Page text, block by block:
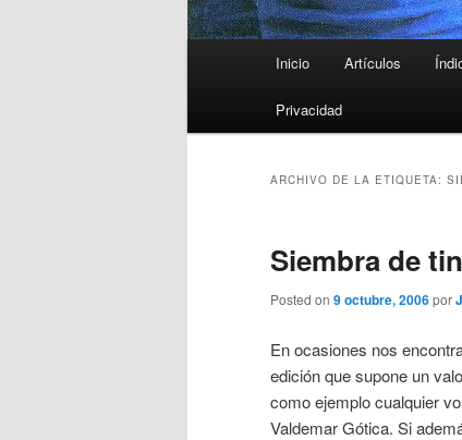
Inicio Artículos
Privacidad
ARCHIVO DE LA ETIQUETA:
Siembra de
Posted on 9 octubre, 2006por
En ocasiones nos
edición que supone un
como ejemplo cualquier
Valdemar Gótica. Si